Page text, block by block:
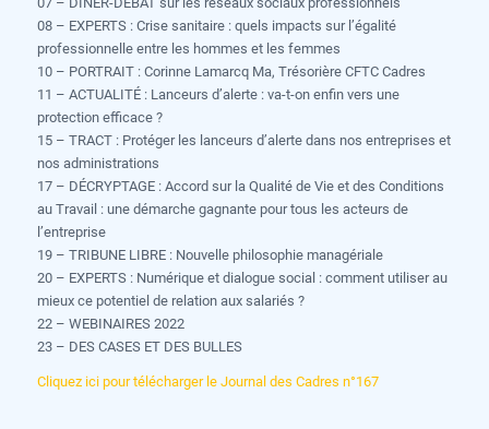
08 – EXPERTS : Crise sanitaire : quels impacts sur l’égalité
professionnelle entre les hommes et les femmes
10 – PORTRAIT : Corinne Lamarcq Ma, Trésorière CFTC Cadres
11 – ACTUALITÉ : Lanceurs d’alerte : va-t-on enfin vers une
protection efficace ?
15 – TRACT : Protéger les lanceurs d’alerte dans nos entreprises et
nos administrations
17 – DÉCRYPTAGE : Accord sur la Qualité de Vie et des Conditions
au Travail : une démarche gagnante pour tous les acteurs de
l’entreprise
19 – TRIBUNE LIBRE : Nouvelle philosophie managériale
20 – EXPERTS : Numérique et dialogue social : comment utiliser au
mieux ce potentiel de relation aux salariés ?
22 – WEBINAIRES 2022
23 – DES CASES ET DES BULLES
Cliquez ici pour télécharger le Journal des Cadres n°167